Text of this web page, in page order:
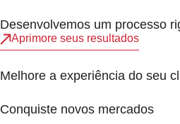
Desenvolvemos um processo
Aprimore seus resultados
Melhore a experiência do seu
Conquiste novos mercados